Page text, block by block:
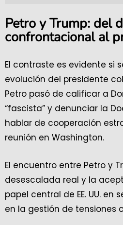
Petro y Trump: del
confrontacional al
El contraste es evidente si
evolución del presidente
Petro pasó de calificar a
“fascista” y denunciar la
hablar de cooperación
reunión en Washington.
El encuentro entre Petro y
desescalada real y la
papel central de EE. UU. en
en la gestión de tensiones